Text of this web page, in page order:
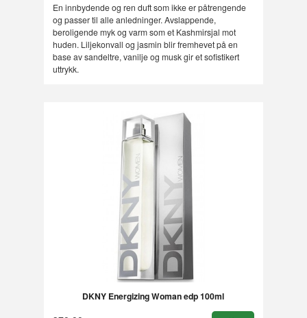
En innbydende og ren duft som ikke er påtrengende
og passer til alle anledninger. Avslappende,
beroligende myk og varm som et Kashmirsjal mot
huden. Liljekonvall og jasmin blir fremhevet på en
base av sandeltre, vanilje og musk gir et sofistikert
uttrykk.
DKNY Energizing Woman edp 100ml